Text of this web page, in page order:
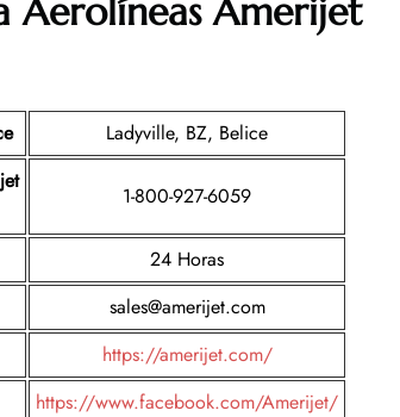
Aerolíneas Amerijet
Ladyville, BZ, Belice
1-800-927-6059
24 Horas
sales@amerijet.com
https://amerijet.com/
https://www.facebook.com/Amerijet/